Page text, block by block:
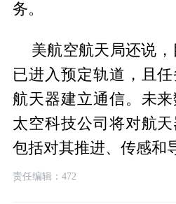
务。
美航空航天局还说
已进入预定轨道，且
航天器建立通信。未
太空科技公司将对航天
包括对其推进、传感和
责任编辑：472